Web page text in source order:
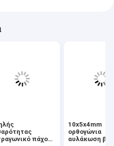
πάχος
10x5x4mm
ορθογώνια
αυλάκωση